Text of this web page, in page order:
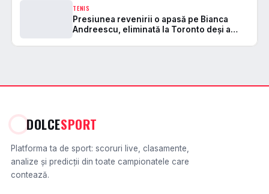
TENIS
Presiunea revenirii o apasă pe Bianca
Andreescu, eliminată la Toronto deși a
DOLCESPORT
Platforma ta de sport: scoruri live, clasamente,
analize și predicții din toate campionatele care
contează.